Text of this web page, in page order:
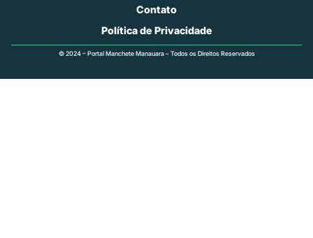
Contato
Política de Privacidade
© 2024 – Portal Manchete Manauara – Todos os Direitos Reservados